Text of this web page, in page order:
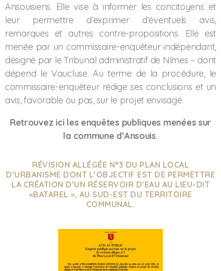
Ansouisiens. Elle vise à informer les concitoyens et
leur permettre d’exprimer d’éventuels avis,
remarques et autres contre-propositions. Elle est
menée par un commissaire-enquêteur indépendant,
désigné par le Tribunal administratif de Nîmes – dont
dépend le Vaucluse. Au terme de la procédure, le
commissaire-enquêteur rédige ses conclusions et un
avis, favorable ou pas, sur le projet envisagé.
Retrouvez ici les enquêtes publiques menées sur
la commune d’Ansouis.
RÉVISION ALLÉGÉE N°3 DU PLAN LOCAL
D’URBANISME DONT L’OBJECTIF EST DE PERMETTRE
LA CRÉATION D’UN RÉSERVOIR D’EAU AU LIEU-DIT
«BATAREL », AU SUD-EST DU TERRITOIRE
COMMUNAL.